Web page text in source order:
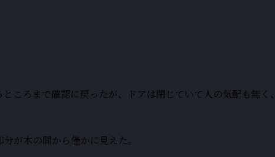
ころまで確認に戻ったが、ドアは閉じていて人の気配も無く
が木の間から僅かに見えた。